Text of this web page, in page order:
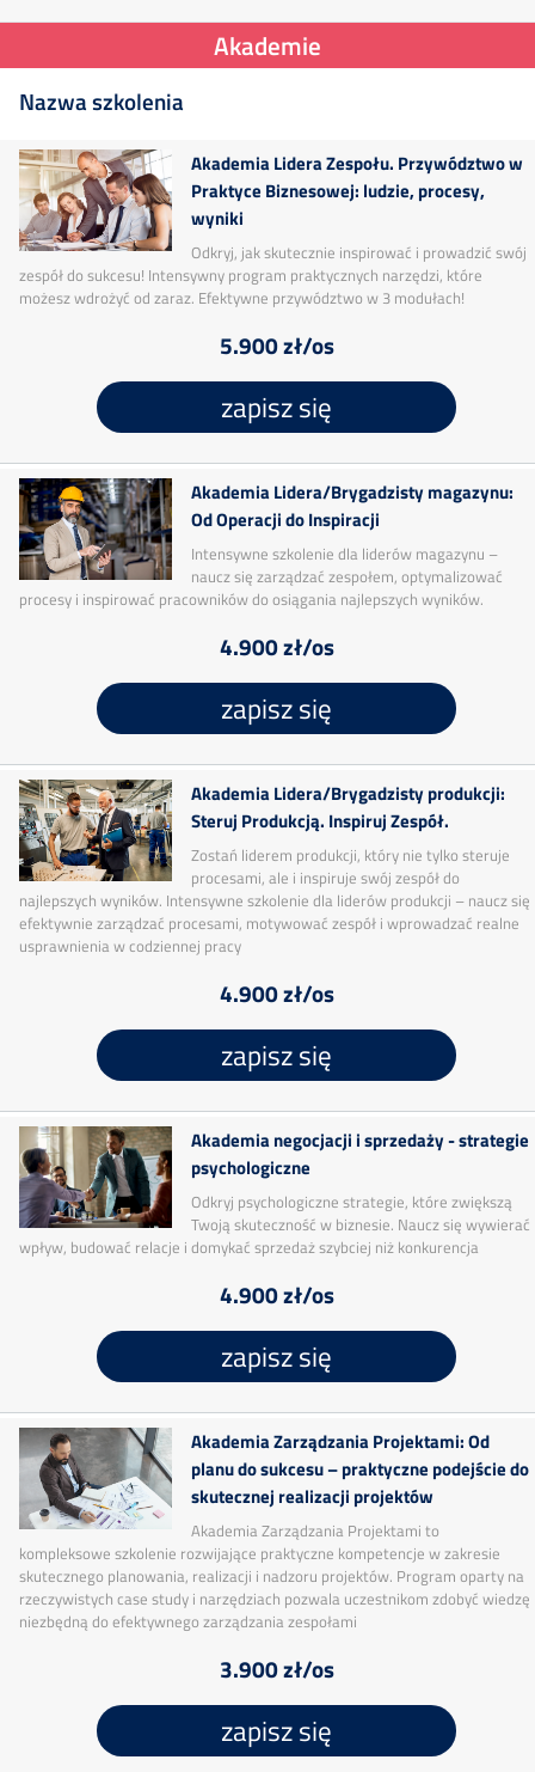
Akademie
Nazwa szkolenia
Akademia Lidera Zespołu. Przywództwo w
Praktyce Biznesowej: ludzie, procesy,
wyniki
Odkryj, jak skutecznie inspirować i prowadzić swój
zespół do sukcesu! Intensywny program praktycznych narzędzi, które
możesz wdrożyć od zaraz. Efektywne przywództwo w 3 modułach!
5.900 zł/os
zapisz się
Akademia Lidera/Brygadzisty magazynu:
Od Operacji do Inspiracji
Intensywne szkolenie dla liderów magazynu –
naucz się zarządzać zespołem, optymalizować
procesy i inspirować pracowników do osiągania najlepszych wyników.
4.900 zł/os
zapisz się
Akademia Lidera/Brygadzisty produkcji:
Steruj Produkcją. Inspiruj Zespół.
Zostań liderem produkcji, który nie tylko steruje
procesami, ale i inspiruje swój zespół do
najlepszych wyników. Intensywne szkolenie dla liderów produkcji – naucz się
efektywnie zarządzać procesami, motywować zespół i wprowadzać realne
usprawnienia w codziennej pracy
4.900 zł/os
zapisz się
Akademia negocjacji i sprzedaży - strategie
psychologiczne
Odkryj psychologiczne strategie, które zwiększą
Twoją skuteczność w biznesie. Naucz się wywierać
wpływ, budować relacje i domykać sprzedaż szybciej niż konkurencja
4.900 zł/os
zapisz się
Akademia Zarządzania Projektami: Od
planu do sukcesu – praktyczne podejście do
skutecznej realizacji projektów
Akademia Zarządzania Projektami to
kompleksowe szkolenie rozwijające praktyczne kompetencje w zakresie
skutecznego planowania, realizacji i nadzoru projektów. Program oparty na
rzeczywistych case study i narzędziach pozwala uczestnikom zdobyć wiedzę
niezbędną do efektywnego zarządzania zespołami
3.900 zł/os
zapisz się